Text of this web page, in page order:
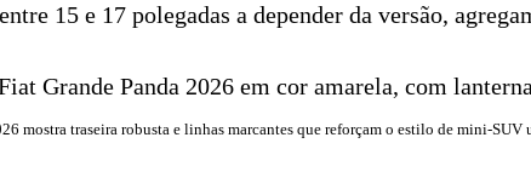
15 e 17 polegadas a depender da versão,
mostra traseira robusta e linhas marcantes que reforçam o estilo de mini-